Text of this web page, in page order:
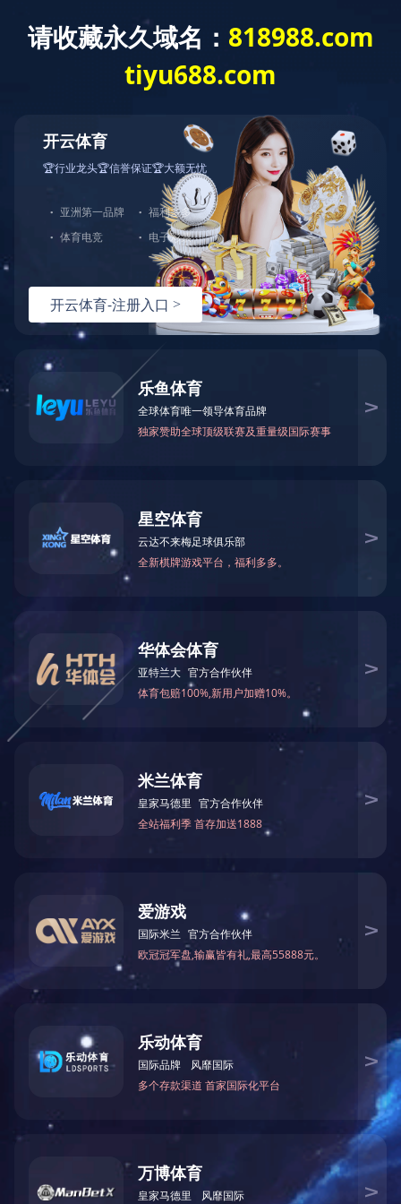
网站首页 关于我们 产品中心
万仁药业：万民为先，以仁为本！
fh体育（中国）官方网站
电话：0371-65861729
手机：15290815337、13937167261
网址：www.henanwanren.cn
地址：郑州市金水区经三路66号金成国际广场B座1407
网站首页 公司简介 产品中心 公司新闻